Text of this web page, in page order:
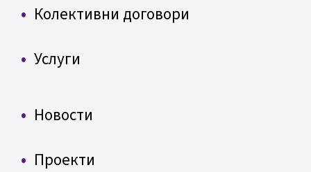
Колективни договори
Услуги
Новости
Проекти